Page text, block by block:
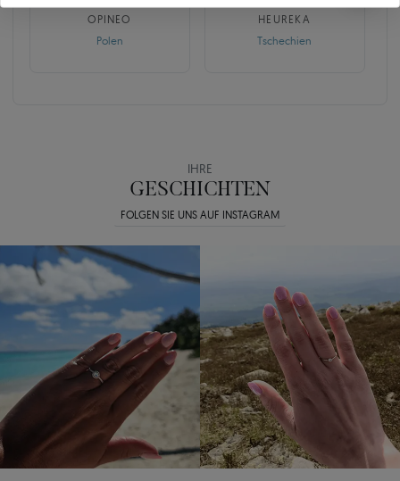
OPINEO
Polen
HEUREKA
Tschechien
IHRE
GESCHICHTEN
FOLGEN SIE UNS AUF INSTAGRAM